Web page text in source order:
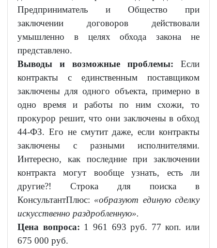
Предприниматель и Общество при
заключении договоров действовали
умышленно в целях обхода закона не
представлено.
Выводы и возможные проблемы: Если
контракты с единственным поставщиком
заключены для одного объекта, примерно в
одно время и работы по ним схожи, то
прокурор решит, что они заключены в обход
44-ФЗ. Его не смутит даже, если контракты
заключены с разными исполнителями.
Интересно, как последние при заключении
контракта могут вообще узнать, есть ли
другие?! Строка для поиска в
КонсультантПлюс: «образуют единую сделку
искусственно раздробленную».
Цена вопроса: 1 961 693 руб. 77 коп. или
675 000 руб.